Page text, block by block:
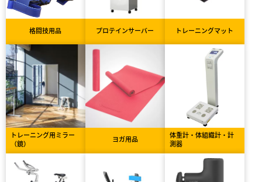
格闘技用品 プロテインサーバー トレーニングマット
トレーニング用ミラー
（鏡）
ヨガ用品
体重計・体組織計・計
測器